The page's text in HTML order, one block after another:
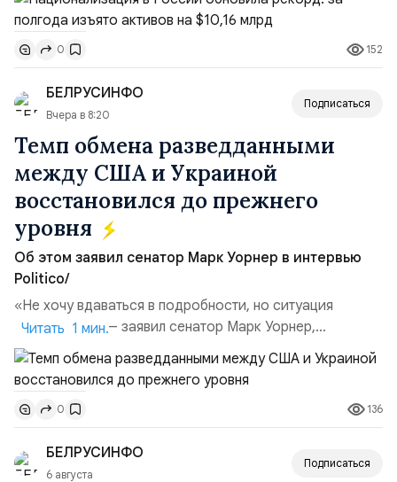
чем за аналогичный период 2025 года ($3,95 млрд).
Всего зафиксировано 15 национализационных
транзакций, которые обеспечили 42,2% денежного
объёма всего российского рынка слияний и
поглощений. Крупнейшей ...
0 152
БЕЛРУСИНФО
Вчера в 8:20
Подписаться
Темп обмена разведданными
между США и Украиной
восстановился до прежнего
уровня
Об этом заявил сенатор Марк Уорнер в интервью
Politico/
«Не хочу вдаваться в подробности, но ситуация
улучшилась», — заявил сенатор Марк Уорнер,
высокопоставленный член комитета по разведке,
добавив, что использование Украиной беспилотников и
ракет большой дальности позволило ей наносить
удары вглубь российской территории и укрепило её
позиции.Сотрудничество со стороны США стало
ключом к позитивному пов...
Читать 1 мин.
0 136
БЕЛРУСИНФО
6 августа
Подписаться